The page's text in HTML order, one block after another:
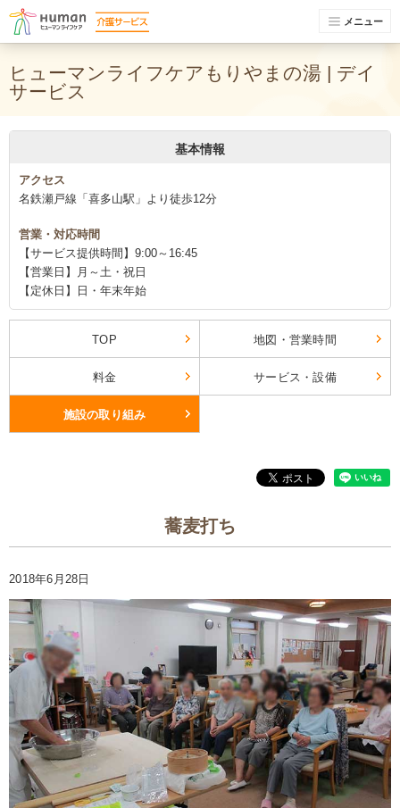
メニュー
ヒューマンライフケアもりやまの湯 | デイ
サービス
基本情報
アクセス
名鉄瀬戸線「喜多山駅」より徒歩12分
営業・対応時間
【サービス提供時間】9:00～16:45
【営業日】月～土・祝日
【定休日】日・年末年始
TOP 地図・営業時間
料金 サービス・設備
施設の取り組み
蕎麦打ち
2018年6月28日